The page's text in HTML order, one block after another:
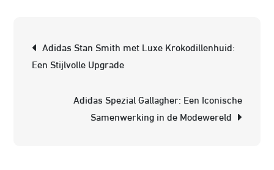
Adidas Stan Smith met Luxe Krokodillenhuid:
Een Stijlvolle Upgrade
Adidas Spezial Gallagher: Een Iconische
Samenwerking in de Modewereld